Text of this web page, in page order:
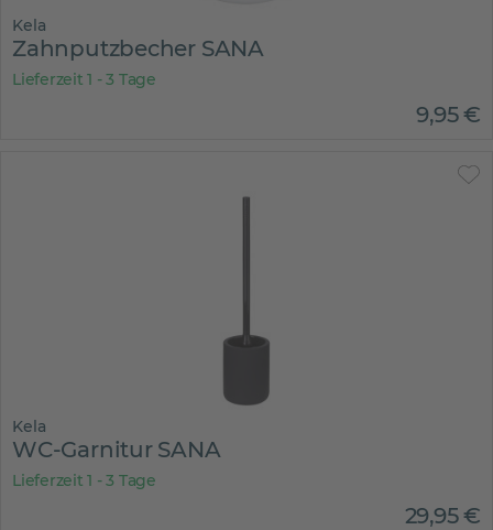
Kela
Zahnputzbecher SANA
Lieferzeit 1 - 3 Tage
9,95€
Kela
WC-Garnitur SANA
Lieferzeit 1 - 3 Tage
29,95€